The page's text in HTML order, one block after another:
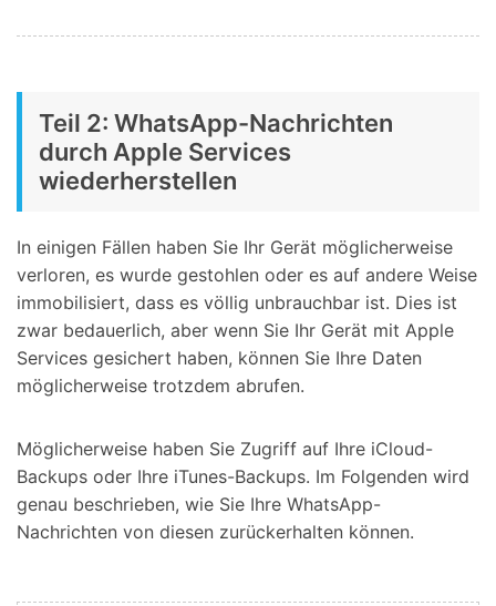
Teil 2: WhatsApp-Nachrichten
durch Apple Services
wiederherstellen
In einigen Fällen haben Sie Ihr Gerät möglicherweise
verloren, es wurde gestohlen oder es auf andere Weise
immobilisiert, dass es völlig unbrauchbar ist. Dies ist
zwar bedauerlich, aber wenn Sie Ihr Gerät mit Apple
Services gesichert haben, können Sie Ihre Daten
möglicherweise trotzdem abrufen.
Möglicherweise haben Sie Zugriff auf Ihre iCloud-
Backups oder Ihre iTunes-Backups. Im Folgenden wird
genau beschrieben, wie Sie Ihre WhatsApp-
Nachrichten von diesen zurückerhalten können.